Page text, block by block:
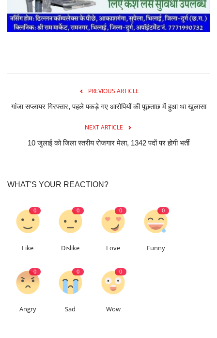
PREVIOUS ARTICLE
गांजा सप्लायर गिरफ्तार, पहले पकड़े गए आरोपियों की पूछताछ में हुआ था खुलासा
NEXT ARTICLE
10 जुलाई को जिला स्तरीय रोजगार मेला, 1342 पदों पर होगी भर्ती
WHAT'S YOUR REACTION?
0
Like
0
Dislike
0
Love
0
Funny
0
Angry
0
Sad
0
Wow